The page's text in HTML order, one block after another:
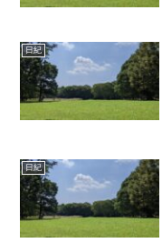
日紀
日紀